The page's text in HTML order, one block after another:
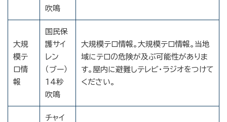
吹鳴
大規
模テ
ロ情
報
国民保
護サイ
レン
（ブー）
14秒
吹鳴
大規模テロ情報。大規模テロ情報。当地
域にテロの危険が及ぶ可能性がありま
す。屋内に避難しテレビ・ラジオをつけて
ください。
チャイ